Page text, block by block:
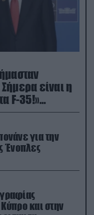
είναι η
F-35!»
για την
Ένοπλες
και στην